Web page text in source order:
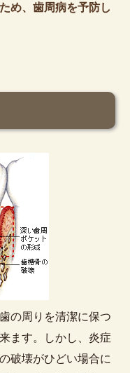
め、歯周病を予防し
の周りを清潔に保つ
ます。しかし、炎症
破壊がひどい場合に